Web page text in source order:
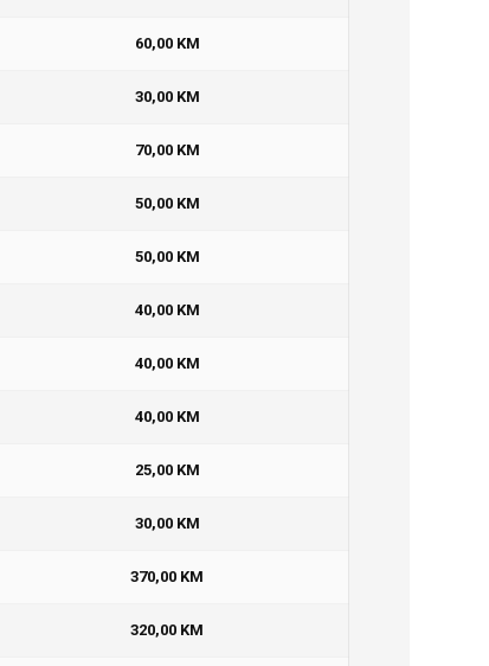
60,00 KM
30,00 KM
70,00 KM
50,00 KM
50,00 KM
40,00 KM
40,00 KM
40,00 KM
25,00 KM
30,00 KM
370,00 KM
320,00 KM